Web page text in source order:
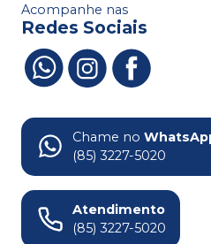
Acompanhe nas
Redes Sociais
Chame no
(85) 3227-5020
Atendimento
(85) 3227-5020